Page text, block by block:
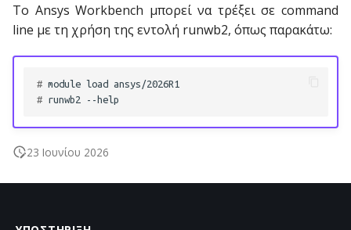
Το Ansys Workbench μπορεί να τρέξει σε command
line με τη χρήση της εντολή runwb2, όπως παρακάτω:
# module load
# runwb2
23 Ιουνίου 2026